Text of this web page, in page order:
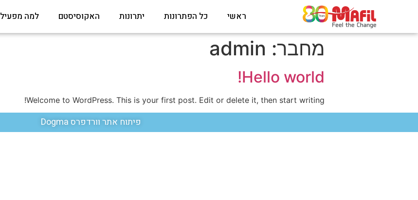
ראשי כל הפתרונות יתרונות האקוסיסטם למה מפעיל
מחבר: admin
Hello world!
Welcome to WordPress. This is your first post. Edit or delete it, then start writing!
פיתוח אתר וורדפרס Dogma